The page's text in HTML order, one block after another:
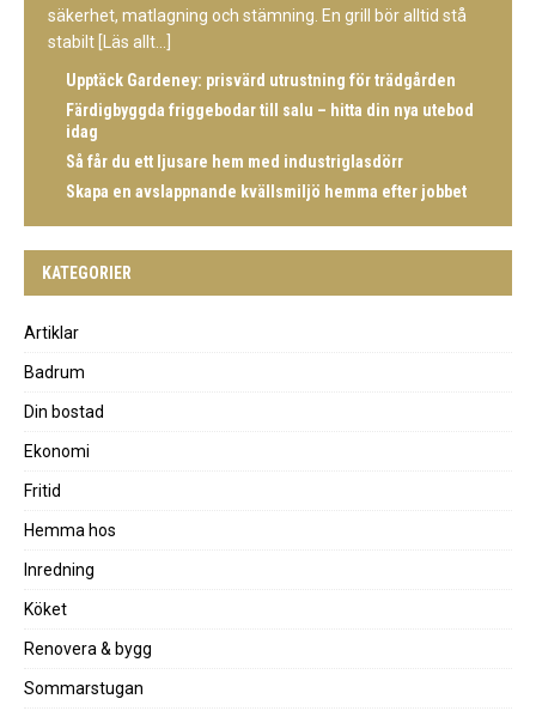
säkerhet, matlagning och stämning. En grill bör alltid stå
stabilt
[Läs allt...]
Upptäck Gardeney: prisvärd utrustning för trädgården
Färdigbyggda friggebodar till salu – hitta din nya utebod
idag
Så får du ett ljusare hem med industriglasdörr
Skapa en avslappnande kvällsmiljö hemma efter jobbet
KATEGORIER
Artiklar
Badrum
Din bostad
Ekonomi
Fritid
Hemma hos
Inredning
Köket
Renovera & bygg
Sommarstugan